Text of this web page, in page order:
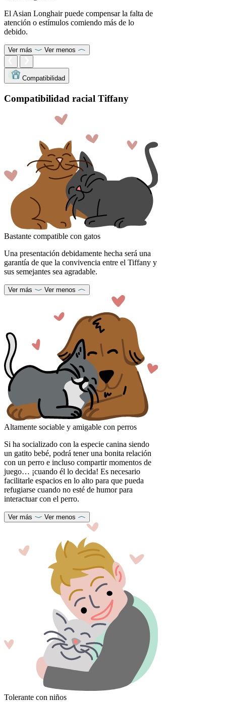
El Asian Longhair puede compensar la falta de
atención o estímulos comiendo más de lo
debido.
Ver más Ver menos
Compatibilidad
Compatibilidad racial Tiffany
Bastante compatible con gatos
Una presentación debidamente hecha será una
garantía de que la convivencia entre el Tiffany y
sus semejantes sea agradable.
Ver más Ver menos
Altamente sociable y amigable con perros
Si ha socializado con la especie canina siendo
un gatito bebé, podrá tener una bonita relación
con un perro e incluso compartir momentos de
juego… ¡cuando él lo decida! Es necesario
facilitarle espacios en lo alto para que pueda
refugiarse cuando no esté de humor para
interactuar con el perro.
Ver más Ver menos
Tolerante con niños